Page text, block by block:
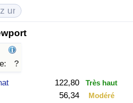
?
122,80 Très haut
56,34 Modéré
(Actuel)(Actuel)
(Actuel)